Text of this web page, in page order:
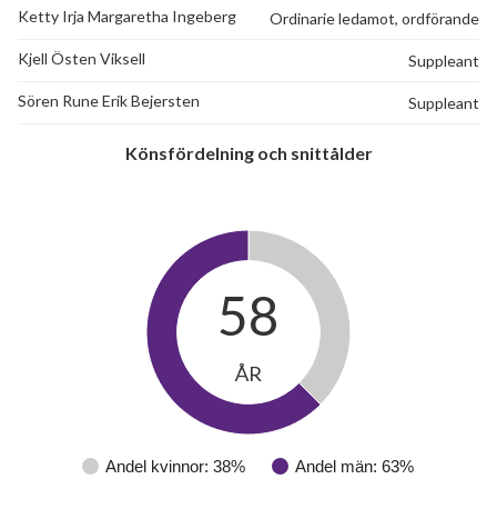
Ketty Irja Margaretha Ingeberg Ordinarie ledamot, ordförande
Kjell Östen Viksell Suppleant
Sören Rune Erik Bejersten Suppleant
Könsfördelning och snittålder
Andel kvinnor: 38% Andel män: 63%
58
ÅR